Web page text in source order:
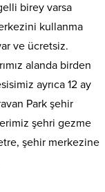
birey varsa
kullanma
ve ücretsiz.
alanda birden
ayrıca 12 ay
Park şehir
şehri gezme
şehir merkezine